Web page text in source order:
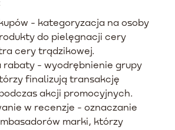
- kategoryzacja na osoby
do pielęgnacji cery
cery trądzikowej.
rabaty - wyodrębnienie grupy
finalizują transakcję
akcji promocyjnych.
w recenzje - oznaczanie
marki, którzy